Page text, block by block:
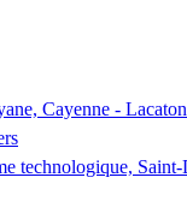
Cayenne -
technologique,